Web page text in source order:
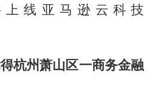
上线亚马逊云科技
杭州萧山区一商务金融